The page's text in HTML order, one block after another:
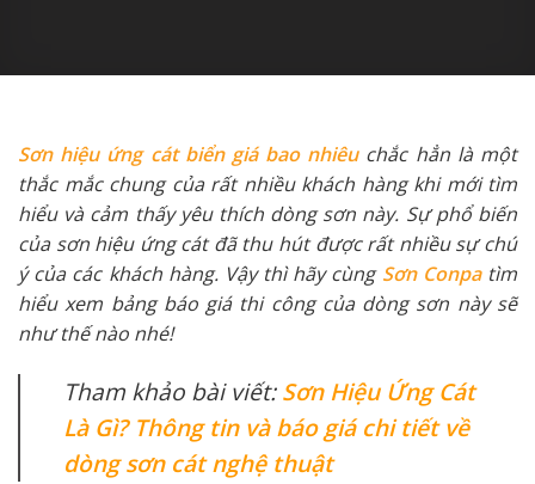
Sơn hiệu ứng cát biển giá bao nhiêu chắc hẳn là một
thắc mắc chung của rất nhiều khách hàng khi mới tìm
hiểu và cảm thấy yêu thích dòng sơn này. Sự phổ biến
của sơn hiệu ứng cát đã thu hút được rất nhiều sự chú
ý của các khách hàng. Vậy thì hãy cùng Sơn Conpa tìm
hiểu xem bảng báo giá thi công của dòng sơn này sẽ
như thế nào nhé!
Tham khảo bài viết:Sơn Hiệu Ứng Cát
Là Gì? Thông tin và báo giá chi tiết về
dòng sơn cát nghệ thuật